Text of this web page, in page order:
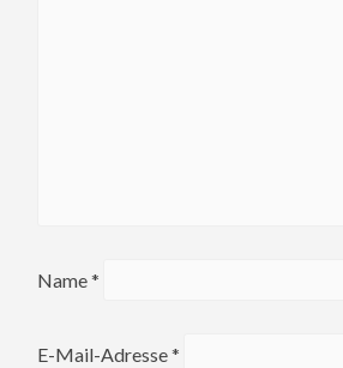
Name*
E-Mail-Adresse*